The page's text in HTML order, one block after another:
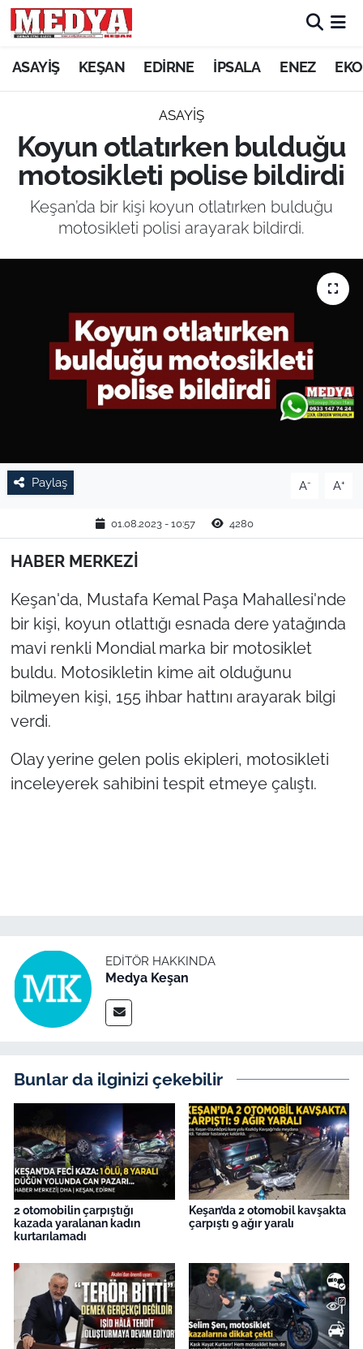
ASAYİŞ KEŞAN EDİRNE İPSALA ENEZ
ASAYİŞ
Koyun otlatırken bulduğu
motosikleti polise bildirdi
Keşan’da bir kişi koyun otlatırken bulduğu
motosikleti polisi arayarak bildirdi.
Paylaş A- A+
01.08.2023 - 10:57 4280
HABER MERKEZİ
Keşan'da, Mustafa Kemal Paşa Mahallesi'nde
bir kişi, koyun otlattığı esnada dere yatağında
mavi renkli Mondial marka bir motosiklet
buldu. Motosikletin kime ait olduğunu
bilmeyen kişi, 155 ihbar hattını arayarak bilgi
verdi.
Olay yerine gelen polis ekipleri, motosikleti
inceleyerek sahibini tespit etmeye çalıştı.
EDITÖR HAKKINDA
Medya Keşan
Bunlar da ilginizi çekebilir
2 otomobilin çarpıştığı
kazada yaralanan kadın
kurtarılamadı
Keşan’da 2 otomobil kavşakta
çarpıştı 9 ağır yaralı
KEŞAN
ASAYİŞ
SİYASET
GÜNDEM
SAĞLIK
EĞİTİM
TARIM VE HAYVANCILIK
RESMİ İLAN
YAŞAM
EDİRNE
TEKİRDAĞ
KIRKLARELİ
ÇANAKKALE
TÜRKİYE
Flaş Haber
Dış Haberler
Bilim Teknoloji
English News
Canlı Maç
Finans
Genel-A
Gündem-Eğitim